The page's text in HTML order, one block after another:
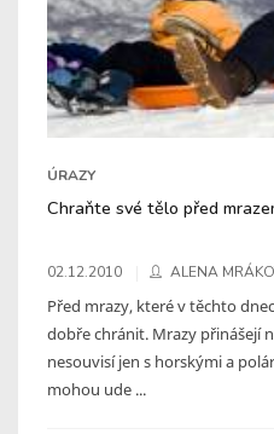
ÚRAZY
Chraňte své tělo před
02.12.2010 ALENA
Před mrazy, které v těchto
dobře chránit. Mrazy přinášejí
nesouvisí jen s horskými a
mohou ude ...